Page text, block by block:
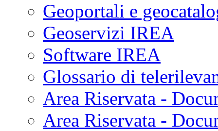
Geoportali e
Geoservizi IREA
Software IREA
Glossario di
Area Riservata -
Area Riservata -